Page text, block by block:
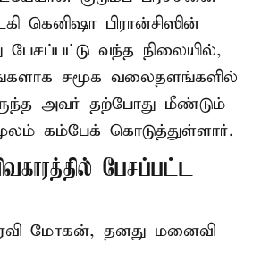
கெனிஷா பிரான்சிஸின்
வந்த நிலையில்,
சமூக வலைதளங்களில்
அவர் தற்போது மீண்டும்
கம்பேக் கொடுத்துள்ளார்.
பேசப்பட்ட
மோகன், தனது மனைவி